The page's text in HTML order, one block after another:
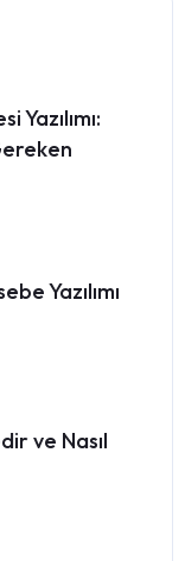
Yazılımı:
Yazılımı
ve Nasıl